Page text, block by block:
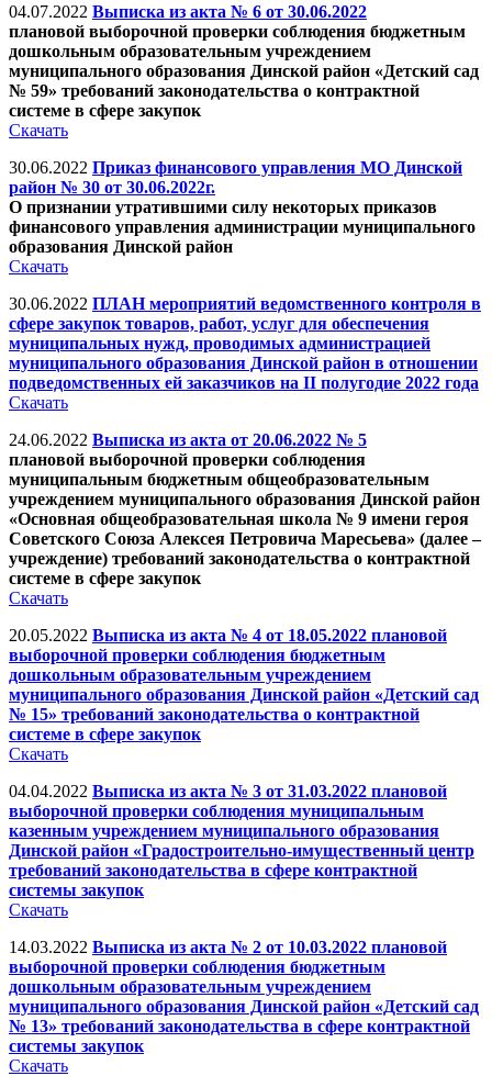
04.07.2022 Выписка из акта № 6 от 30.06.2022
плановой выборочной проверки соблюдения бюджетным
дошкольным образовательным учреждением
муниципального образования Динской район «Детский сад
№ 59» требований законодательства о контрактной
системе в сфере закупок
Скачать
30.06.2022 Приказ финансового управления МО Динской
район № 30 от 30.06.2022г.
О признании утратившими силу некоторых приказов
финансового управления администрации муниципального
образования Динской район
Скачать
30.06.2022 ПЛАН мероприятий ведомственного контроля в
сфере закупок товаров, работ, услуг для обеспечения
муниципальных нужд, проводимых администрацией
муниципального образования Динской район в отношении
подведомственных ей заказчиков на II полугодие 2022 года
Скачать
24.06.2022 Выписка из акта от 20.06.2022 № 5
плановой выборочной проверки соблюдения
муниципальным бюджетным общеобразовательным
учреждением муниципального образования Динской район
«Основная общеобразовательная школа № 9 имени героя
Советского Союза Алексея Петровича Маресьева» (далее –
учреждение) требований законодательства о контрактной
системе в сфере закупок
Скачать
20.05.2022 Выписка из акта № 4 от 18.05.2022 плановой
выборочной проверки соблюдения бюджетным
дошкольным образовательным учреждением
муниципального образования Динской район «Детский сад
№ 15» требований законодательства о контрактной
системе в сфере закупок
Скачать
04.04.2022 Выписка из акта № 3 от 31.03.2022 плановой
выборочной проверки соблюдения муниципальным
казенным учреждением муниципального образования
Динской район «Градостроительно-имущественный центр
требований законодательства в сфере контрактной
системы закупок
Скачать
14.03.2022 Выписка из акта № 2 от 10.03.2022 плановой
выборочной проверки соблюдения бюджетным
дошкольным образовательным учреждением
муниципального образования Динской район «Детский сад
№ 13» требований законодательства в сфере контрактной
системы закупок
Скачать